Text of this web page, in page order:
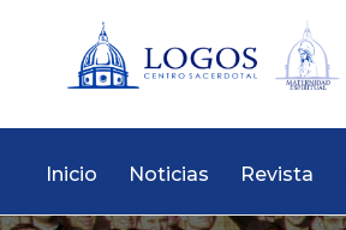
Inicio Noticias Revista